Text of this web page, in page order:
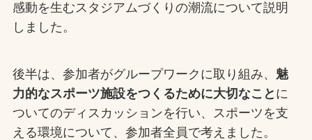
感動を生むスタジアムづくりの潮流について説明
しました。
後半は、参加者がグループワークに取り組み、 魅
力的なスポーツ施設をつくるために大切なこと に
ついてのディスカッションを行い、スポーツを支
える環境について、参加者全員で考えました。